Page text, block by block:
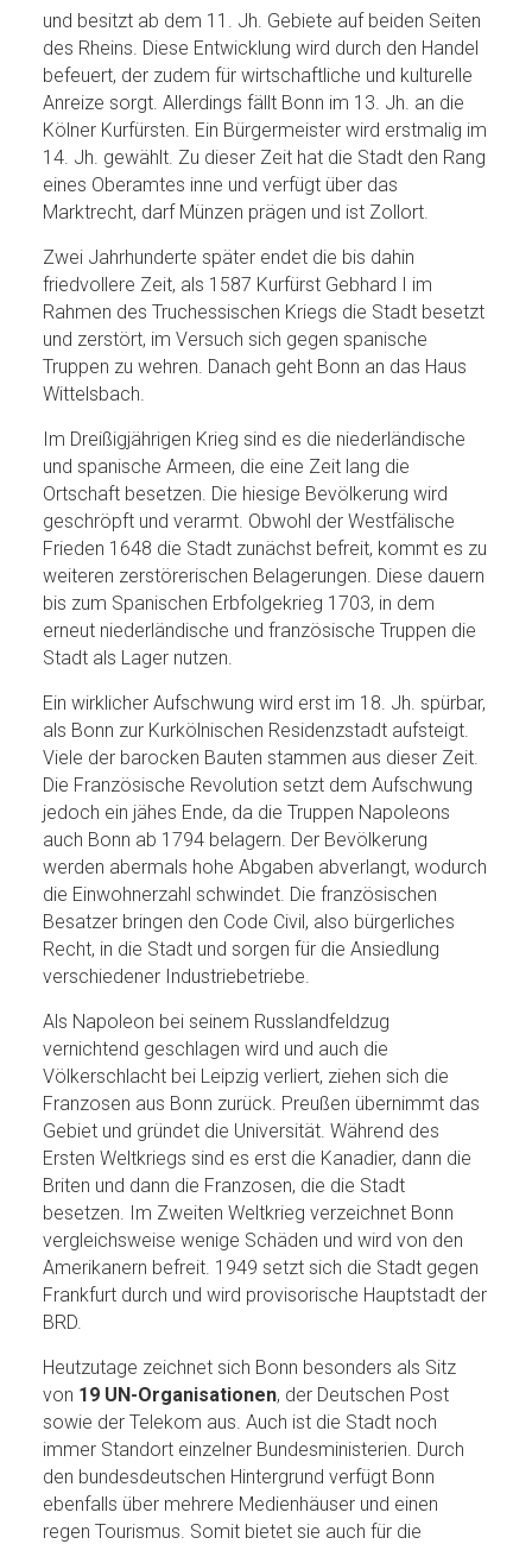
und besitzt ab dem 11. Jh. Gebiete auf beiden Seiten
des Rheins. Diese Entwicklung wird durch den Handel
befeuert, der zudem für wirtschaftliche und kulturelle
Anreize sorgt. Allerdings fällt Bonn im 13. Jh. an die
Kölner Kurfürsten. Ein Bürgermeister wird erstmalig im
14. Jh. gewählt. Zu dieser Zeit hat die Stadt den Rang
eines Oberamtes inne und verfügt über das
Marktrecht, darf Münzen prägen und ist Zollort.
Zwei Jahrhunderte später endet die bis dahin
friedvollere Zeit, als 1587 Kurfürst Gebhard I im
Rahmen des Truchessischen Kriegs die Stadt besetzt
und zerstört, im Versuch sich gegen spanische
Truppen zu wehren. Danach geht Bonn an das Haus
Wittelsbach.
Im Dreißigjährigen Krieg sind es die niederländische
und spanische Armeen, die eine Zeit lang die
Ortschaft besetzen. Die hiesige Bevölkerung wird
geschröpft und verarmt. Obwohl der Westfälische
Frieden 1648 die Stadt zunächst befreit, kommt es zu
weiteren zerstörerischen Belagerungen. Diese dauern
bis zum Spanischen Erbfolgekrieg 1703, in dem
erneut niederländische und französische Truppen die
Stadt als Lager nutzen.
Ein wirklicher Aufschwung wird erst im 18. Jh. spürbar,
als Bonn zur Kurkölnischen Residenzstadt aufsteigt.
Viele der barocken Bauten stammen aus dieser Zeit.
Die Französische Revolution setzt dem Aufschwung
jedoch ein jähes Ende, da die Truppen Napoleons
auch Bonn ab 1794 belagern. Der Bevölkerung
werden abermals hohe Abgaben abverlangt, wodurch
die Einwohnerzahl schwindet. Die französischen
Besatzer bringen den Code Civil, also bürgerliches
Recht, in die Stadt und sorgen für die Ansiedlung
verschiedener Industriebetriebe.
Als Napoleon bei seinem Russlandfeldzug
vernichtend geschlagen wird und auch die
Völkerschlacht bei Leipzig verliert, ziehen sich die
Franzosen aus Bonn zurück. Preußen übernimmt das
Gebiet und gründet die Universität. Während des
Ersten Weltkriegs sind es erst die Kanadier, dann die
Briten und dann die Franzosen, die die Stadt
besetzen. Im Zweiten Weltkrieg verzeichnet Bonn
vergleichsweise wenige Schäden und wird von den
Amerikanern befreit. 1949 setzt sich die Stadt gegen
Frankfurt durch und wird provisorische Hauptstadt der
BRD.
Heutzutage zeichnet sich Bonn besonders als Sitz
von 19 UN-Organisationen, der Deutschen Post
sowie der Telekom aus. Auch ist die Stadt noch
immer Standort einzelner Bundesministerien. Durch
den bundesdeutschen Hintergrund verfügt Bonn
ebenfalls über mehrere Medienhäuser und einen
regen Tourismus. Somit bietet sie auch für die